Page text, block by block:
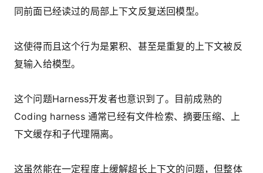
同前面已经读过的局部上下文反复送回模型。
这使得而且这个行为是累积、甚至是重复的上下文被反
复输入给模型。
这个问题Harness开发者也意识到了。目前成熟的
Coding harness 通常已经有文件检索、摘要压缩、上
下文缓存和子代理隔离。
这虽然能在一定程度上缓解超长上下文的问题，但整体